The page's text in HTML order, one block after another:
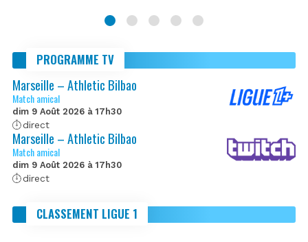
PROGRAMME TV
Marseille – Athletic Bilbao
Match amical
dim 9 Août 2026 à 17h30
direct
Marseille – Athletic Bilbao
Match amical
dim 9 Août 2026 à 17h30
direct
CLASSEMENT LIGUE 1